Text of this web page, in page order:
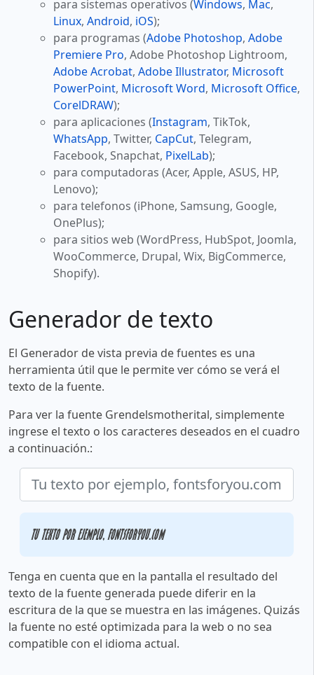
para sistemas operativos (Windows, Mac,
Linux, Android, iOS);
para programas (Adobe Photoshop, Adobe
Premiere Pro, Adobe Photoshop Lightroom,
Adobe Acrobat, Adobe Illustrator, Microsoft
PowerPoint, Microsoft Word, Microsoft Office,
CorelDRAW);
para aplicaciones (Instagram, TikTok,
WhatsApp, Twitter, CapCut, Telegram,
Facebook, Snapchat, PixelLab);
para computadoras (Acer, Apple, ASUS, HP,
Lenovo);
para telefonos (iPhone, Samsung, Google,
OnePlus);
para sitios web (WordPress, HubSpot, Joomla,
WooCommerce, Drupal, Wix, BigCommerce,
Shopify).
Generador de texto
El Generador de vista previa de fuentes es una
herramienta útil que le permite ver cómo se verá el
texto de la fuente.
Para ver la fuente Grendelsmotherital, simplemente
ingrese el texto o los caracteres deseados en el cuadro
a continuación.:
Tu texto por ejemplo, fontsforyou.com
Tenga en cuenta que en la pantalla el resultado del
texto de la fuente generada puede diferir en la
escritura de la que se muestra en las imágenes. Quizás
la fuente no esté optimizada para la web o no sea
compatible con el idioma actual.